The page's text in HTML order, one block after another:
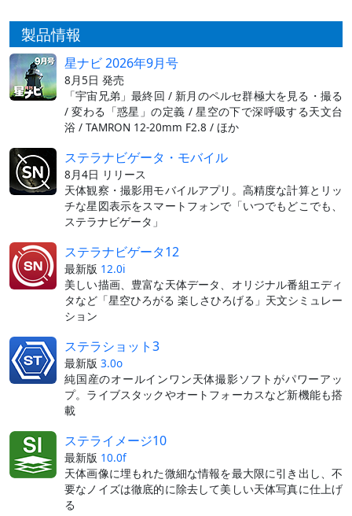
製品情報
星ナビ 2026年9月号
8月5日 発売
「宇宙兄弟」最終回 / 新月のペルセ群極大を見る・撮る
/ 変わる「惑星」の定義 / 星空の下で深呼吸する天文台
浴 / TAMRON 12-20mm F2.8 / ほか
ステラナビゲータ・モバイル
8月4日 リリース
天体観察・撮影用モバイルアプリ。高精度な計算とリッ
チな星図表示をスマートフォンで「いつでもどこでも、
ステラナビゲータ」
ステラナビゲータ12
最新版 12.0i
美しい描画、豊富な天体データ、オリジナル番組エディ
タなど「星空ひろがる 楽しさひろげる」天文シミュレー
ション
ステラショット3
最新版 3.0o
純国産のオールインワン天体撮影ソフトがパワーアッ
プ。ライブスタックやオートフォーカスなど新機能も搭
載
ステライメージ10
最新版 10.0f
天体画像に埋もれた微細な情報を最大限に引き出し、不
要なノイズは徹底的に除去して美しい天体写真に仕上げ
る